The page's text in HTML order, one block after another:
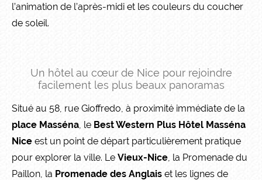
l’animation de l’après-midi et les couleurs du coucher
de soleil.
Un hôtel au cœur de Nice pour rejoindre
facilement les plus beaux panoramas
Situé au 58, rue Gioffredo, à proximité immédiate de la
place Masséna, le Best Western Plus Hôtel Masséna
Nice est un point de départ particulièrement pratique
pour explorer la ville. Le Vieux-Nice, la Promenade du
Paillon, la Promenade des Anglais et les lignes de